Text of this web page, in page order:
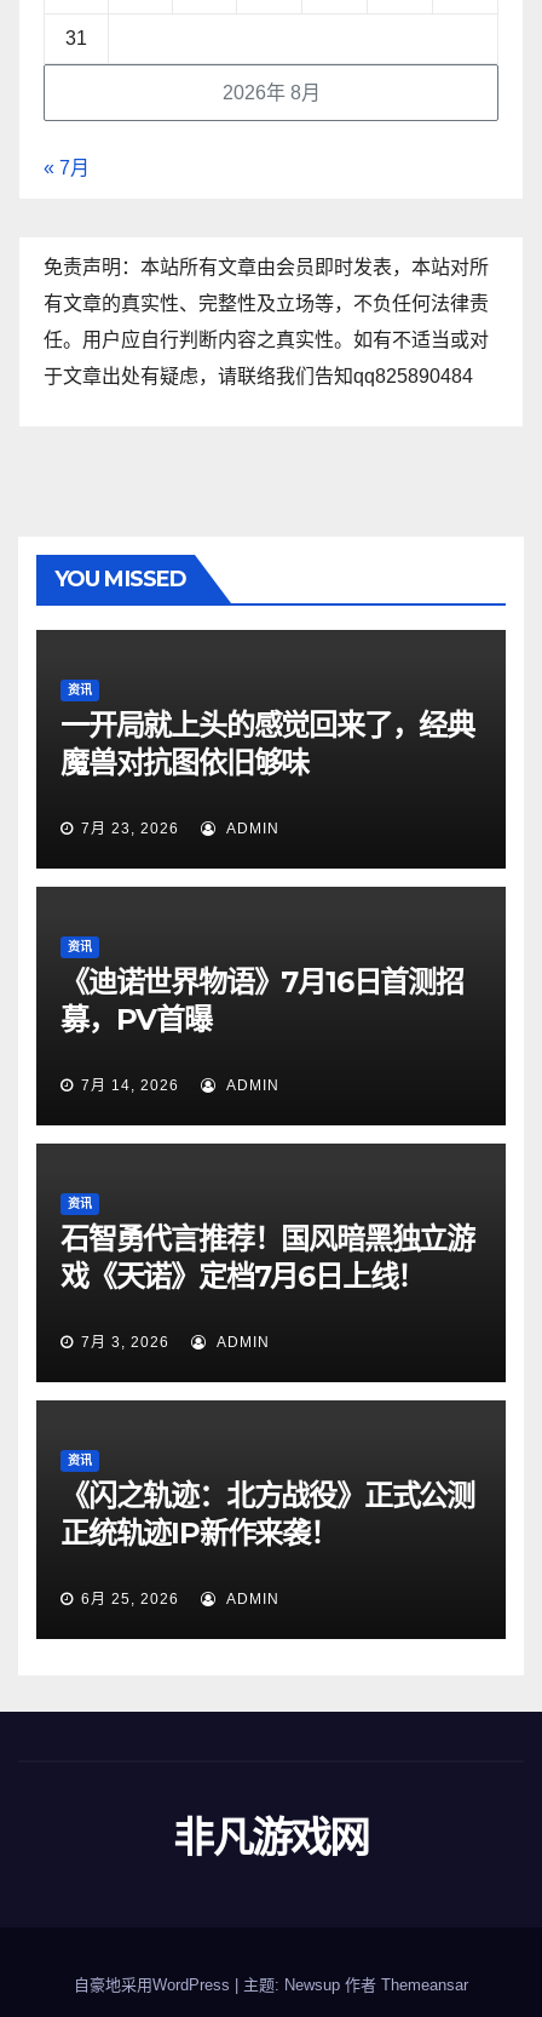
2026年 8月
31
« 7月
免责声明：本站所有文章由会员即时发表，本站对所
有文章的真实性、完整性及立场等，不负任何法律责
任。用户应自行判断内容之真实性。如有不适当或对
于文章出处有疑虑，请联络我们告知qq825890484
YOU MISSED
资讯
一开局就上头的感觉回来了，经典
魔兽对抗图依旧够味
7月 23, 2026 ADMIN
资讯
《迪诺世界物语》7月16日首测招
募，PV首曝
7月 14, 2026 ADMIN
资讯
石智勇代言推荐！国风暗黑独立游
戏《天诺》定档7月6日上线！
7月 3, 2026 ADMIN
资讯
《闪之轨迹：北方战役》正式公测
正统轨迹IP新作来袭！
6月 25, 2026 ADMIN
非凡游戏网
自豪地采用WordPress 主题: Newsup 作者 Themeansar